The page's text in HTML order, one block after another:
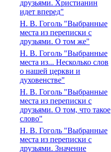
друзьями. Христианин
идет вперед"
Н. В. Гоголь "Выбранные
места из переписки с
друзьями. О том же"
Н. В. Гоголь "Выбранные
места из... Несколько слов
о нашей церкви и
духовенстве"
Н. В. Гоголь "Выбранные
места из переписки с
друзьями. О том, что такое
слово"
Н. В. Гоголь "Выбранные
места из переписки с
друзьями. Значение